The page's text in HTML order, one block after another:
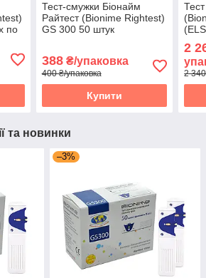
по
Тест-смужки Біонайм
Райтест (Bionime Rightest)
GS 300 50 штук
388₴/упаковка
400 ₴/упаковка
Купити
2
2
та новинки
–3%